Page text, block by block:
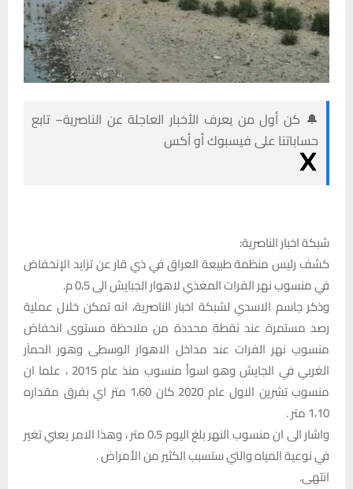
🔔 كن أول من يعرف الأخبار العاجلة عن الناصرية– تابع
حساباتنا على فيسبوك أو أكس
شبكة اخبار الناصرية:
كشف رئيس منظمة طبيعة العراق في ذي قار عن تزايد الإنخفاض
في منسوب نهر الفرات المغذي لاهوار الجبايش الى 0،5 م.
وذكر جاسم الاسدي لشبكة اخبار الناصرية، انه تمكن خلال عملية
رصد مستمرة عند نقطة محددة من ملاحظة مستوى انخفاض
منسوب نهر الفرات عند مداخل الاهوار الوسطى وهور الحماَر
الغربي في الجايش وهو اسوأ منسوب منذ عام 2015 ، علما ان
منسوب تشرين الاول عام 2020 كان 1،60 متر اي بفرق مقداره
1،10 متر .
واشار الى ان منسوب النهر بلغ اليوم 0،5 متر ، وهذا الامر يعني تغير
في نوعية المياه والتي ستسبب الكثير من الأمراض .
انتهى.